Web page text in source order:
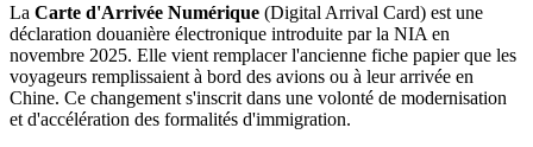
La Carte d'Arrivée Numérique (Digital Arrival Card) est une
déclaration douanière électronique introduite par la NIA en
novembre 2025. Elle vient remplacer l'ancienne fiche papier que les
voyageurs remplissaient à bord des avions ou à leur arrivée en
Chine. Ce changement s'inscrit dans une volonté de modernisation
et d'accélération des formalités d'immigration.